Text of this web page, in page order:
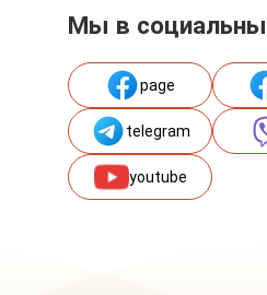
Мы в
page
telegram
youtube